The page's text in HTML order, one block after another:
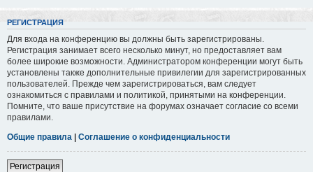
РЕГИСТРАЦИЯ
Для входа на конференцию вы должны быть зарегистрированы.
Регистрация занимает всего несколько минут, но предоставляет вам
более широкие возможности. Администратором конференции могут быть
установлены также дополнительные привилегии для зарегистрированных
пользователей. Прежде чем зарегистрироваться, вам следует
ознакомиться с правилами и политикой, принятыми на конференции.
Помните, что ваше присутствие на форумах означает согласие со всеми
правилами.
Общие правила | Соглашение о конфиденциальности
Регистрация